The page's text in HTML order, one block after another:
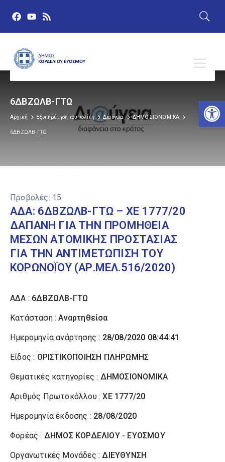
6ΔΒΖΩΛΒ-ΓΤΩ
Αρχική Εξυπηρέτηση του πολίτη Διαύγεια ΔΗΜΟΣΙΟΝΟΜΙΚΑ
6ΔΒΖΩΛΒ-ΓΤΩ
Προβολές: 15
ΑΔΑ: 6ΔΒΖΩΛΒ-ΓΤΩ – ΧΕ 1777/20
ΔΑΠΑΝΗ ΓΙΑ ΤΗΝ ΠΡΟΜΗΘΕΙΑ
ΜΕΣΩΝ ΑΤΟΜΙΚΗΣ ΠΡΟΣΤΑΣΙΑΣ
ΓΙΑ ΤΗΝ ΑΝΤΙΜΕΤΩΠΙΣΗ ΤΟΥ
ΚΟΡΩΝΟΪΟΥ (ΑΡ.ΜΕΛ.516/2020)
ΑΔΑ : 6ΔΒΖΩΛΒ-ΓΤΩ
Κατάσταση :Αναρτηθείσα
Ημερομηνία ανάρτησης : 28/08/2020 08:44:41
Είδος : ΟΡΙΣΤΙΚΟΠΟΙΗΣΗ ΠΛΗΡΩΜΗΣ
Θεματικές κατηγορίες : ΔΗΜΟΣΙΟΝΟΜΙΚΑ
Αριθμός Πρωτοκόλλου :ΧΕ 1777/20
Ημερομηνία έκδοσης : 28/08/2020
Φορέας : ΔΗΜΟΣ ΚΟΡΔΕΛΙΟΥ - ΕΥΟΣΜΟΥ
Οργανωτικές Μονάδες :ΔΙΕΥΘΥΝΣΗ